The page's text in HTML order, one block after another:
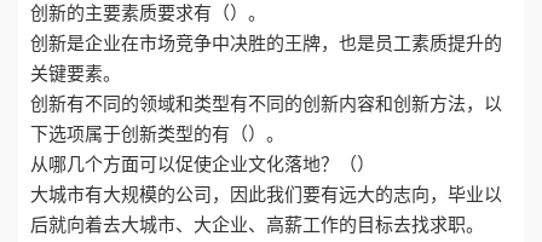
创新的主要素质要求有（）。
创新是企业在市场竞争中决胜的王牌，也是员工素质提升的
关键要素。
创新有不同的领域和类型有不同的创新内容和创新方法，以
下选项属于创新类型的有（）。
从哪几个方面可以促使企业文化落地？（）
大城市有大规模的公司，因此我们要有远大的志向，毕业以
后就向着去大城市、大企业、高薪工作的目标去找求职。